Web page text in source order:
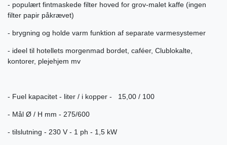
- populært fintmaskede filter hoved for grov-malet kaffe (ingen
filter papir påkrævet)
- brygning og holde varm funktion af separate varmesystemer
- ideel til hotellets morgenmad bordet, caféer, Clublokalte,
kontorer, plejehjem mv
- Fuel kapacitet - liter / i kopper - 15,00 / 100
- Mål Ø / H mm - 275/600
- tilslutning - 230 V - 1 ph - 1,5 kW